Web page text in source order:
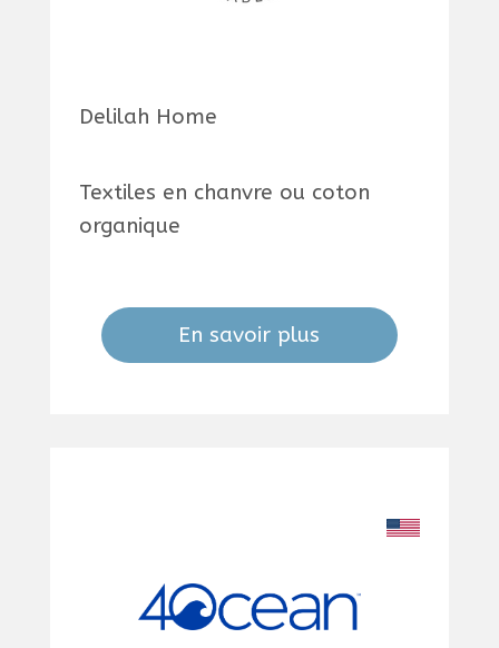
Delilah Home
Textiles en chanvre ou coton
organique
En savoir plus